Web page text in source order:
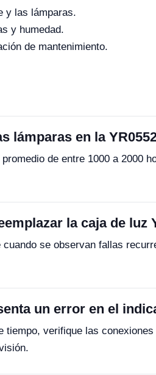
y las lámparas.
y humedad.
de mantenimiento.
lámparas en la
de entre 1000 a 2000
la caja de luz
se observan fallas
un error en el
tiempo, verifique las